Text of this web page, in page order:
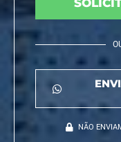
NÃO